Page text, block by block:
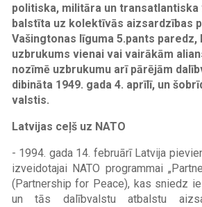
politiska, militāra un transatlantiska
balstīta uz kolektīvās aizsardzības
Vašingtonas līguma 5.pants paredz,
uzbrukums vienai vai vairākām
nozīmē uzbrukumu arī pārējām
dibināta 1949. gada 4. aprīlī, un
valstis.
Latvijas ceļš uz NATO
- 1994. gada 14. februārī Latvija
izveidotajai NATO programmai
(Partnership for Peace), kas sniedz
un tās dalībvalstu atbalstu